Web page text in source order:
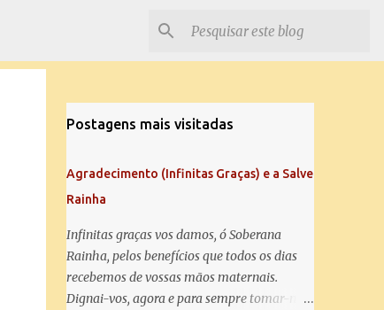
Postagens mais visitadas
Agradecimento (Infinitas Graças) e a Salve
Rainha
Infinitas graças vos damos, ó Soberana
Rainha, pelos benefícios que todos os dias
recebemos de vossas mãos maternais.
Dignai-vos, agora e para sempre tomar-nos